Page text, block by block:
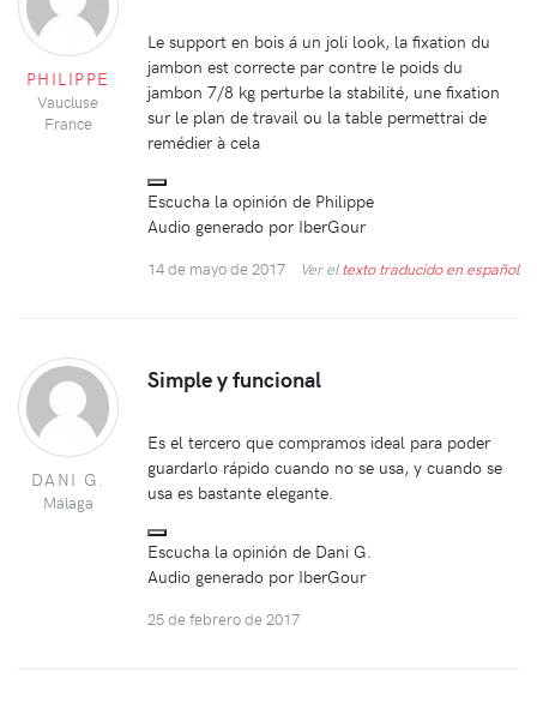
PHILIPPE
Vaucluse
France
Le support en bois á un joli look, la fixation du
jambon est correcte par contre le poids du
jambon 7/8 kg perturbe la stabilité, une fixation
sur le plan de travail ou la table permettrai de
remédier à cela
Escucha la opinión de Philippe
Audio generado por IberGour
14 de mayo de 2017 Ver eltexto traducido en español
DANI G.
Málaga
Simple y funcional
Es el tercero que compramos ideal para poder
guardarlo rápido cuando no se usa, y cuando se
usa es bastante elegante.
Escucha la opinión de Dani G.
Audio generado por IberGour
25 de febrero de 2017